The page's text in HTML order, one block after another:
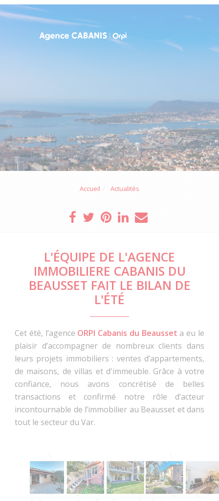
Accueil Actualités
L'ÉQUIPE DE L'AGENCE
IMMOBILIERE CABANIS DU
BEAUSSET FAIT LE BILAN DE
L'ÉTÉ
Cet été, l’agence ORPI Cabanis du Beausset a eu le
plaisir d’accompagner de nombreux clients dans
leurs projets immobiliers : ventes d’appartements,
de maisons, de villas et d'immeuble. Grâce à votre
confiance, nous avons concrétisé de belles
transactions et confirmé notre rôle d’acteur
incontournable de l’immobilier au Beausset et dans
tout le secteur du Var.